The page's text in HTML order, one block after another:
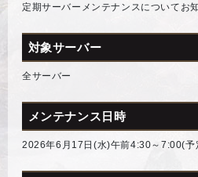
定期サーバーメンテナンスについてお
対象サーバー
全サーバー
メンテナンス日時
2026年6月17日(水)午前4:30～7:00(予